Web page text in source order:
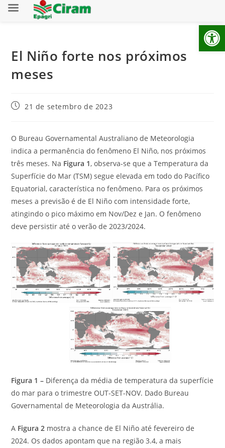
El Niño forte nos próximos
meses
21 de setembro de 2023
O Bureau Governamental Australiano de Meteorologia
indica a permanência do fenômeno El Niño, nos próximos
três meses. Na Figura 1, observa-se que a Temperatura da
Superfície do Mar (TSM) segue elevada em todo do Pacífico
Equatorial, característica no fenômeno. Para os próximos
meses a previsão é de El Niño com intensidade forte,
atingindo o pico máximo em Nov/Dez e Jan. O fenômeno
deve persistir até o verão de 2023/2024.
Figura 1 – Diferença da média de temperatura da superfície
do mar para o trimestre OUT-SET-NOV. Dado Bureau
Governamental de Meteorologia da Austrália.
A Figura 2 mostra a chance de El Niño até fevereiro de
2024. Os dados apontam que na região 3.4, a mais